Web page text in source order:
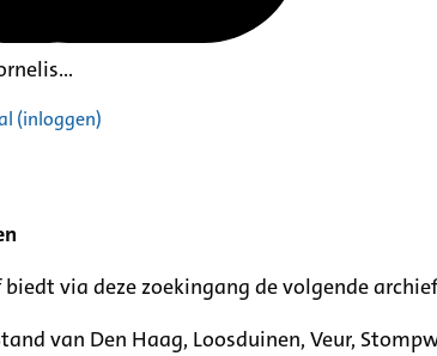
(inloggen)
via deze zoekingang de volgende
van Den Haag, Loosduinen, Veur,